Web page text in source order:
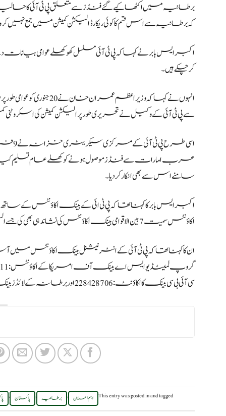
برطانیہ میں اکٹھا کیے گئے فنڈز سے متعلق پی ٹی آئی کا
کہ برطانیہ سے اس قسم کا کوئی ریکارڈ الیکشن کمیشن میں جمع نہیں
اکبر ایس بابر نے کہا کہ پی ٹی آئی مسلسل کھوکھلے عوامی
کرچکے ہیں۔
انہوں نے کہا کہ
سے پی ٹی آئی کے وکیل نے تحریری طور پر الیکشن کمیشن کی اسکروٹنی کمیٹی کے سامنے 2
سامنے اس سے بھی انکار کردیا۔
اکاؤنٹس سمیت 7 بین الاقوامی بینک اکاؤنٹس کی نشاندہی بھی کی جسے الیکشن کمیشن سے خفیہ رکھا گیا۔
سی آئی بی سی بینک کا اکاؤنٹ : 228428706 اور برطانہ کے لائڈز بینک کے 2 اکاؤنٹس 00191424 اور 26675768 شامل ہیں۔
This entry was posted inand tagged اہم اعلان , برطانیہ , پاکستان ,